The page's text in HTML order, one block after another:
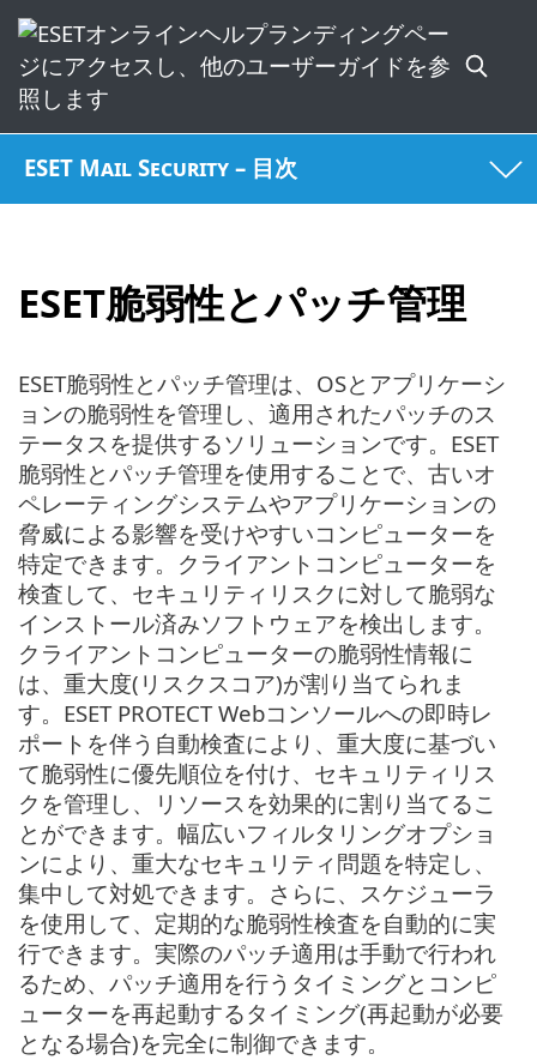
ESET Mail Security – 目次
ESET脆弱性とパッチ管理
ESET脆弱性とパッチ管理は、OSとアプリケーシ
ョンの脆弱性を管理し、適用されたパッチのス
テータスを提供するソリューションです。ESET
脆弱性とパッチ管理を使用することで、古いオ
ペレーティングシステムやアプリケーションの
脅威による影響を受けやすいコンピューターを
特定できます。クライアントコンピューターを
検査して、セキュリティリスクに対して脆弱な
インストール済みソフトウェアを検出します。
クライアントコンピューターの脆弱性情報に
は、重大度(リスクスコア)が割り当てられま
す。ESET PROTECT Webコンソールへの即時レ
ポートを伴う自動検査により、重大度に基づい
て脆弱性に優先順位を付け、セキュリティリス
クを管理し、リソースを効果的に割り当てるこ
とができます。幅広いフィルタリングオプショ
ンにより、重大なセキュリティ問題を特定し、
集中して対処できます。さらに、スケジューラ
を使用して、定期的な脆弱性検査を自動的に実
行できます。実際のパッチ適用は手動で行われ
るため、パッチ適用を行うタイミングとコンピ
ューターを再起動するタイミング(再起動が必要
となる場合)を完全に制御できます。